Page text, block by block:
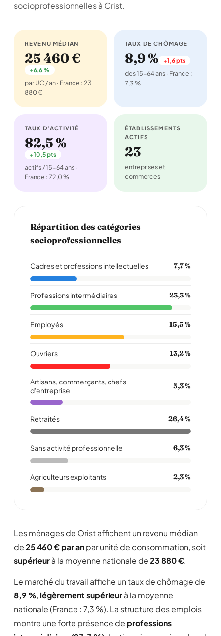
socioprofessionnelles à Orist.
REVENU MÉDIAN
25 460 €
+6,6 %
par UC / an · France : 23
880 €
TAUX DE CHÔMAGE
8,9 % +1,6 pts
des 15-64 ans · France :
7,3 %
TAUX D'ACTIVITÉ
82,5 %
+10,5 pts
actifs / 15-64 ans ·
France : 72,0 %
ÉTABLISSEMENTS
ACTIFS
23
entreprises et
commerces
Répartition des catégories
socioprofessionnelles
Cadres et professions intellectuelles 7,7 %
Professions intermédiaires 23,3 %
Employés 15,5 %
Ouvriers 13,2 %
Artisans, commerçants, chefs
d'entreprise
5,3 %
Retraités 26,4 %
Sans activité professionnelle 6,3 %
Agriculteurs exploitants 2,3 %
Les ménages de Orist affichent un revenu médian
de25 460 € par anpar unité de consommation, soit
supérieurà la moyenne nationale de23 880 €.
Le marché du travail affiche un taux de chômage de
8,9 %, légèrement supérieurà la moyenne
nationale (France : 7,3 %). La structure des emplois
montre une forte présence de professions